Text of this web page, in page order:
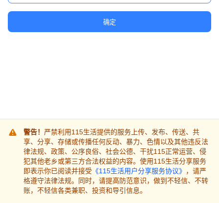
确定
警告！ 严禁利用115生活提供的服务上传、发布、传送、共
享、分享、存储或传播任何反动、暴力、色情以及其他违反法
律法规、政策、公序良俗、社会公德、干扰115正常运营、侵
犯其他老乡或第三方合法权益的内容。使用115生活分享服务
即表示你已阅读并接受 《115生活用户分享服务协议》 ，请严
格遵守法律法规。同时，请提高防范意识，做到不轻信、不转
账，不轻信各类兼职、投资和导引信息。